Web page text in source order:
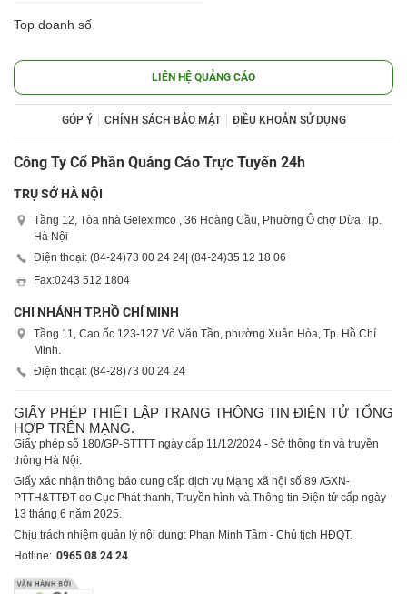
Top doanh số
LIÊN HỆ QUẢNG CÁO
GÓP Ý CHÍNH SÁCH BẢO MẬT ĐIỀU KHOẢN SỬ DỤNG
Công Ty Cổ Phần Quảng Cáo Trực Tuyến 24h
TRỤ SỞ HÀ NỘI
Tầng 12, Tòa nhà Geleximco , 36 Hoàng Cầu, Phường Ô chợ Dừa, Tp.
Hà Nội
Điện thoại: (84-24)73 00 24 24 | (84-24)35 12 18 06
Fax:0243 512 1804
CHI NHÁNH TP.HỒ CHÍ MINH
Tầng 11, Cao ốc 123-127 Võ Văn Tần, phường Xuân Hòa, Tp. Hồ Chí
Minh.
Điện thoại: (84-28)73 00 24 24
GIẤY PHÉP THIẾT LẬP TRANG THÔNG TIN ĐIỆN TỬ TỔNG
HỢP TRÊN MẠNG.
Giấy phép số 180/GP-STTTT ngày cấp 11/12/2024 - Sở thông tin và truyền
thông Hà Nội.
Giấy xác nhận thông báo cung cấp dịch vụ Mạng xã hội số 89 /GXN-
PTTH&TTĐT do Cục Phát thanh, Truyền hình và Thông tin Điện tử cấp ngày
13 tháng 6 năm 2025.
Chịu trách nhiệm quản lý nội dung: Phan Minh Tâm - Chủ tịch HĐQT.
Hotline: 0965 08 24 24